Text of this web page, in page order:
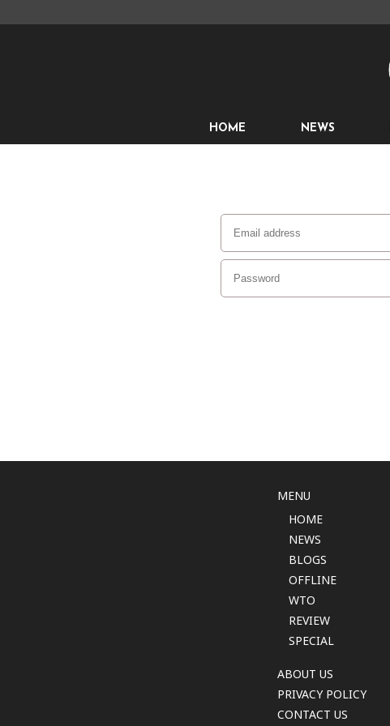
HOME NEWS
MENU
HOME
NEWS
BLOGS
OFFLINE
WTO
REVIEW
SPECIAL
ABOUT US
PRIVACY POLICY
CONTACT US